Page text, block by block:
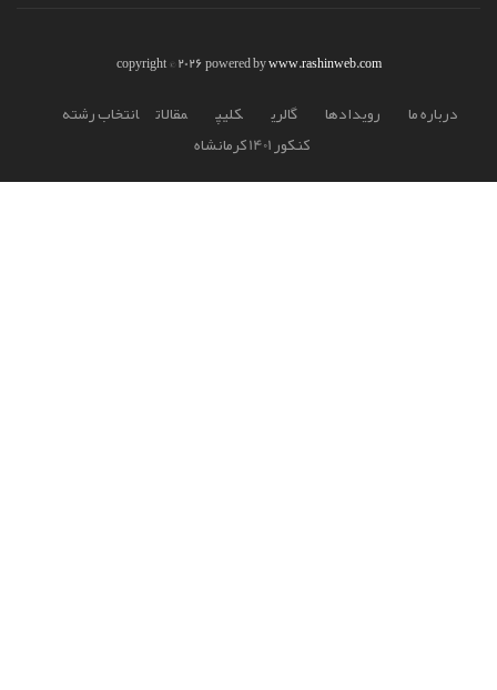
copyright © 2026 powered bywww.rashinweb.com
درباره ما رويدادها گالري کليپ مقالات انتخاب رشته
کنکور 1401 کرمانشاه